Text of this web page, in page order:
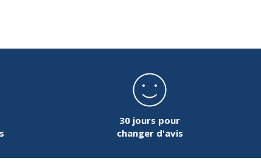
30 jours pour
changer d'avis